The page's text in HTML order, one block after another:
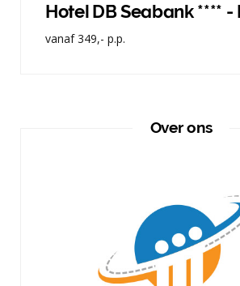
Hotel DB Seabank ****
vanaf 349,- p.p.
Over ons